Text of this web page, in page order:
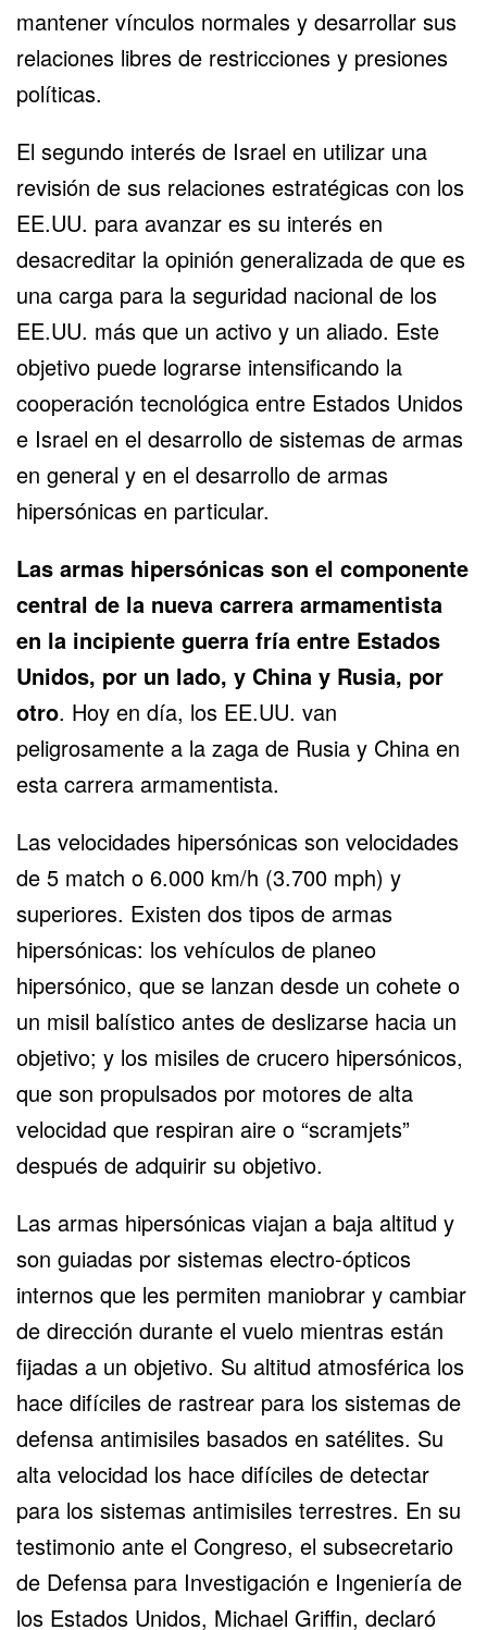
mantener vínculos normales y desarrollar sus
relaciones libres de restricciones y presiones
políticas.
El segundo interés de Israel en utilizar una
revisión de sus relaciones estratégicas con los
EE.UU. para avanzar es su interés en
desacreditar la opinión generalizada de que es
una carga para la seguridad nacional de los
EE.UU. más que un activo y un aliado. Este
objetivo puede lograrse intensificando la
cooperación tecnológica entre Estados Unidos
e Israel en el desarrollo de sistemas de armas
en general y en el desarrollo de armas
hipersónicas en particular.
Las armas hipersónicas son el componente
central de la nueva carrera armamentista
en la incipiente guerra fría entre Estados
Unidos, por un lado, y China y Rusia, por
otro. Hoy en día, los EE.UU. van
peligrosamente a la zaga de Rusia y China en
esta carrera armamentista.
Las velocidades hipersónicas son velocidades
de 5 match o 6.000 km/h (3.700 mph) y
superiores. Existen dos tipos de armas
hipersónicas: los vehículos de planeo
hipersónico, que se lanzan desde un cohete o
un misil balístico antes de deslizarse hacia un
objetivo; y los misiles de crucero hipersónicos,
que son propulsados por motores de alta
velocidad que respiran aire o “scramjets”
después de adquirir su objetivo.
Las armas hipersónicas viajan a baja altitud y
son guiadas por sistemas electro-ópticos
internos que les permiten maniobrar y cambiar
de dirección durante el vuelo mientras están
fijadas a un objetivo. Su altitud atmosférica los
hace difíciles de rastrear para los sistemas de
defensa antimisiles basados en satélites. Su
alta velocidad los hace difíciles de detectar
para los sistemas antimisiles terrestres. En su
testimonio ante el Congreso, el subsecretario
de Defensa para Investigación e Ingeniería de
los Estados Unidos, Michael Griffin, declaró